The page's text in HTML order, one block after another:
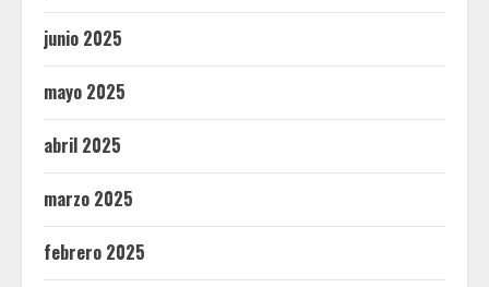
junio 2025
mayo 2025
abril 2025
marzo 2025
febrero 2025